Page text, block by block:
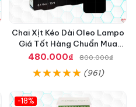
Chai Xịt Kéo Dài Oleo Lampo
Giá Tốt Hàng Chuẩn Mua
Ngay
480.000₫ 800.000₫
(961)
-18%